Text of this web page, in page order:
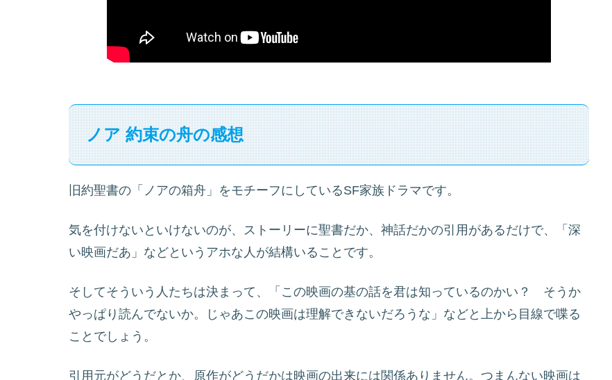
ノア 約束の舟の感想
旧約聖書の「ノアの箱舟」をモチーフにしているSF家族ドラマです。
気を付けないといけないのが、ストーリーに聖書だか、神話だかの引用があるだけで、「深
い映画だあ」などというアホな人が結構いることです。
そしてそういう人たちは決まって、「この映画の基の話を君は知っているのかい？ そうか
やっぱり読んでないか。じゃあこの映画は理解できないだろうな」などと上から目線で喋る
ことでしょう。
引用元がどうだとか、原作がどうだかは映画の出来には関係ありません。つまんない映画は